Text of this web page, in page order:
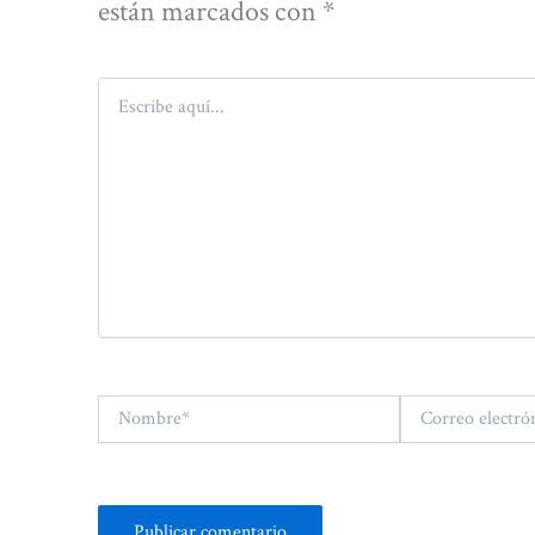
están marcados con *
Escribe
aquí...
Nombre*
Correo
electrónico*